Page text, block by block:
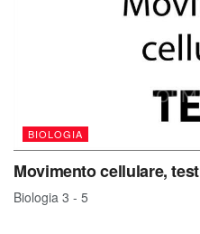
BIOLOGIA
Movimento cellulare, test
Biologia 3 - 5